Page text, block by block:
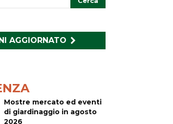
AGGIORNATO
Mostre mercato ed eventi
di giardinaggio in agosto
2026